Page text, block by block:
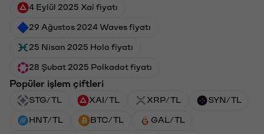
4 Eylül 2025 Xai fiyatı
29 Ağustos 2024 Waves fiyatı
25 Nisan 2025 Holo fiyatı
28 Şubat 2025 Polkadot fiyatı
Popüler işlem çiftleri
STG/TL XAI/TL XRP/TL SYN/TL
HNT/TL BTC/TL GAL/TL